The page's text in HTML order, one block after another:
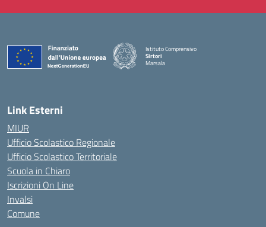
Istituto Comprensivo
Sirtori
Marsala
Link Esterni
MIUR
Ufficio Scolastico Regionale
Ufficio Scolastico Territoriale
Scuola in Chiaro
Iscrizioni On Line
Invalsi
Comune